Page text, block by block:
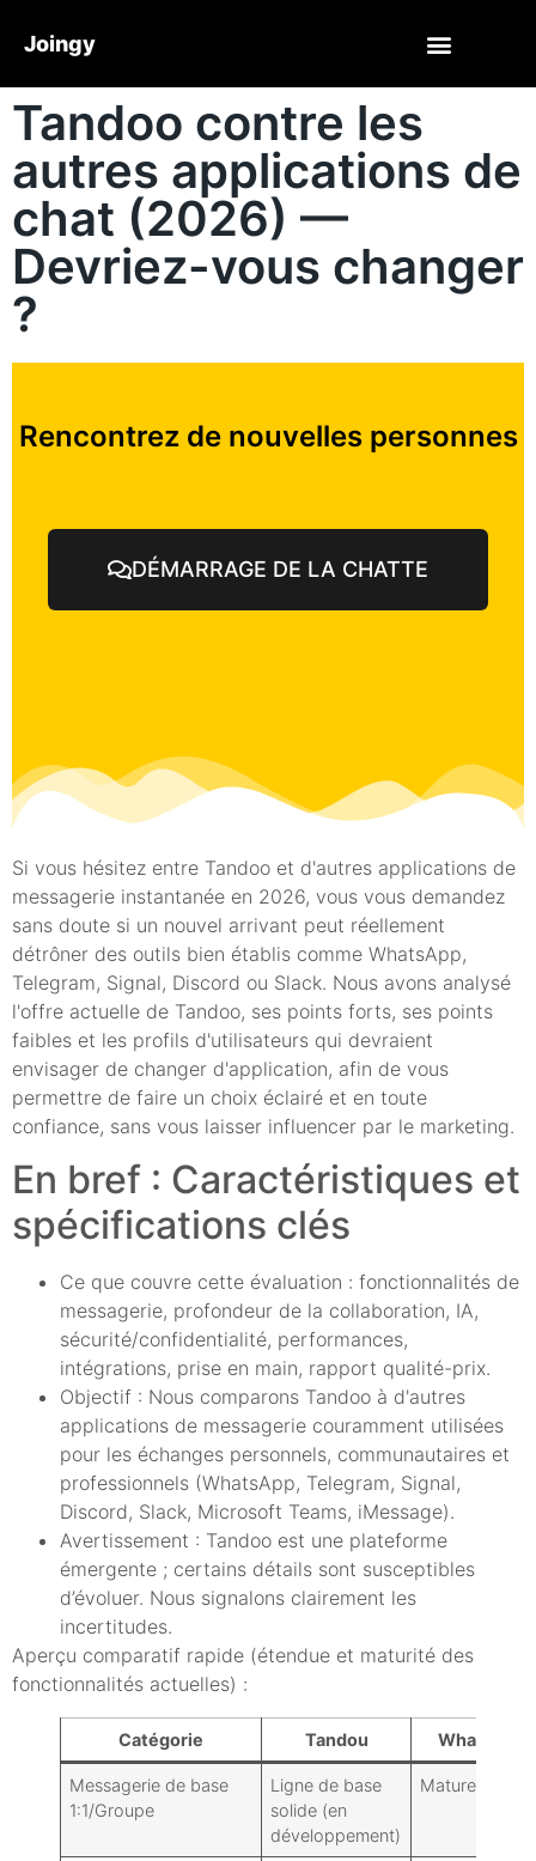
Joingy
Tandoo contre les
autres applications de
chat (2026) —
Devriez-vous changer
?
Rencontrez de nouvelles personnes
DÉMARRAGE DE LA CHATTE
Si vous hésitez entre Tandoo et d'autres applications de
messagerie instantanée en 2026, vous vous demandez
sans doute si un nouvel arrivant peut réellement
détrôner des outils bien établis comme WhatsApp,
Telegram, Signal, Discord ou Slack. Nous avons analysé
l'offre actuelle de Tandoo, ses points forts, ses points
faibles et les profils d'utilisateurs qui devraient
envisager de changer d'application, afin de vous
permettre de faire un choix éclairé et en toute
confiance, sans vous laisser influencer par le marketing.
En bref : Caractéristiques et
spécifications clés
Ce que couvre cette évaluation : fonctionnalités de
messagerie, profondeur de la collaboration, IA,
sécurité/confidentialité, performances,
intégrations, prise en main, rapport qualité-prix.
Objectif : Nous comparons Tandoo à d'autres
applications de messagerie couramment utilisées
pour les échanges personnels, communautaires et
professionnels (WhatsApp, Telegram, Signal,
Discord, Slack, Microsoft Teams, iMessage).
Avertissement : Tandoo est une plateforme
émergente ; certains détails sont susceptibles
d’évoluer. Nous signalons clairement les
incertitudes.
Aperçu comparatif rapide (étendue et maturité des
fonctionnalités actuelles) :
Catégorie Tandou WhatsApp
Messagerie de base
1:1/Groupe
Ligne de base
solide (en
développement)
Mature